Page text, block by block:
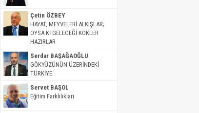
Çetin ÖZBEY
HAYAT, MEYVELERİ ALKIŞLAR;
OYSA Kİ GELECEĞİ KÖKLER
HAZIRLAR
Serdar BAŞAĞAOĞLU
GÖKYÜZÜNÜN ÜZERİNDEKİ
TÜRKİYE
Servet BAŞOL
Eğitim Farklılıkları